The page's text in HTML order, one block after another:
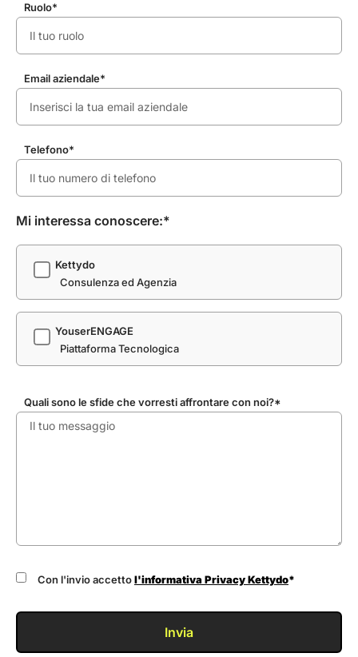
Ruolo*
Email aziendale*
Telefono*
Mi interessa conoscere:*
Kettydo
Consulenza ed Agenzia
YouserENGAGE
Piattaforma Tecnologica
Quali sono le sfide che vorresti affrontare con noi?*
Con l'invio accettol'informativa Privacy Kettydo*
Invia